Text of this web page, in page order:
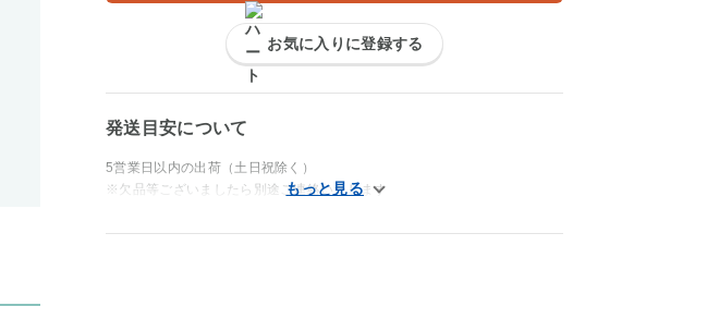
お気に入りに登録する
発送目安について
5営業日以内の出荷（土日祝除く）
※欠品等ございましたら別途ご連絡いたします